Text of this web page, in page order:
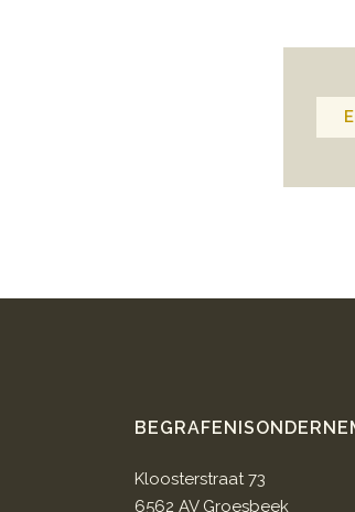
Kloosterstraat 73
6562 AV Groesbeek